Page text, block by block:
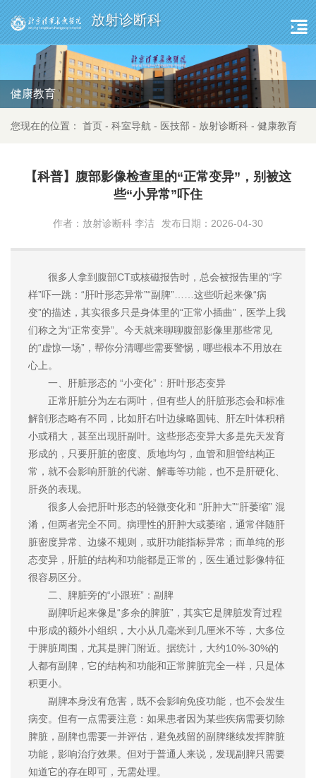
放射诊断科
健康教育
您现在的位置： 首页 - 科室导航 - 医技部 - 放射诊断科 - 健康教育
【科普】腹部影像检查里的“正常变异”，别被这
些“小异常”吓住
作者：放射诊断科 李洁 发布日期：2026-04-30
很多人拿到腹部CT或核磁报告时，总会被报告里的“字
样”吓一跳：“肝叶形态异常”“副脾”……这些听起来像“病
变”的描述，其实很多只是身体里的“正常小插曲”，医学上我
们称之为“正常变异”。今天就来聊聊腹部影像里那些常见
的“虚惊一场”，帮你分清哪些需要警惕，哪些根本不用放在
心上。
一、肝脏形态的 “小变化”：肝叶形态变异
正常肝脏分为左右两叶，但有些人的肝脏形态会和标准
解剖形态略有不同，比如肝右叶边缘略圆钝、肝左叶体积稍
小或稍大，甚至出现肝副叶。这些形态变异大多是先天发育
形成的，只要肝脏的密度、质地均匀，血管和胆管结构正
常，就不会影响肝脏的代谢、解毒等功能，也不是肝硬化、
肝炎的表现。
很多人会把肝叶形态的轻微变化和 “肝肿大”“肝萎缩” 混
淆，但两者完全不同。病理性的肝肿大或萎缩，通常伴随肝
脏密度异常、边缘不规则，或肝功能指标异常；而单纯的形
态变异，肝脏的结构和功能都是正常的，医生通过影像特征
很容易区分。
二、脾脏旁的“小跟班”：副脾
副脾听起来像是“多余的脾脏”，其实它是脾脏发育过程
中形成的额外小组织，大小从几毫米到几厘米不等，大多位
于脾脏周围，尤其是脾门附近。据统计，大约10%-30%的
人都有副脾，它的结构和功能和正常脾脏完全一样，只是体
积更小。
副脾本身没有危害，既不会影响免疫功能，也不会发生
病变。但有一点需要注意：如果患者因为某些疾病需要切除
脾脏，副脾也需要一并评估，避免残留的副脾继续发挥脾脏
功能，影响治疗效果。但对于普通人来说，发现副脾只需要
知道它的存在即可，无需处理。